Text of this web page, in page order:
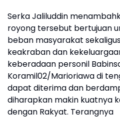
Serka Jaliluddin
royong tersebut bertujuan
beban masyarakat
keakraban dan
keberadaan personil
Koramil02/Marioriawa di
dapat diterima dan
diharapkan makin kuatnya
dengan Rakyat. Terangnya